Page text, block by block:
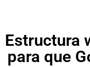
Estructura
para que